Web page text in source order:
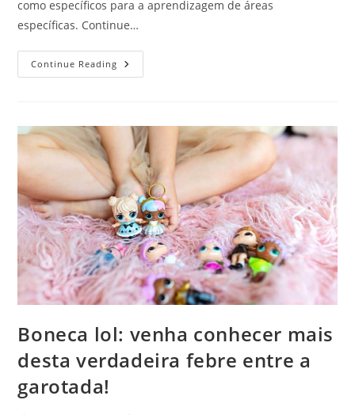
como específicos para a aprendizagem de áreas
específicas. Continue…
Continue Reading Você
Sabia
Podem
Promover
Aprendizagem
De
Ciências?
Boneca lol: venha conhecer mais
desta verdadeira febre entre a
garotada!